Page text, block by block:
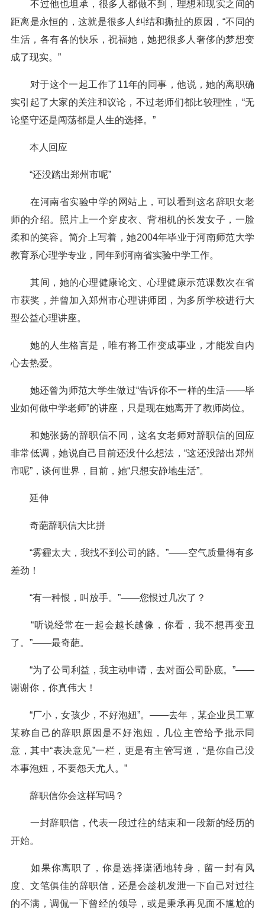
不过他也坦承，很多人都做不到，理想和现实之间的
距离是永恒的，这就是很多人纠结和撕扯的原因，“不同的
生活，各有各的快乐，祝福她，她把很多人奢侈的梦想变
成了现实。”
对于这个一起工作了11年的同事，他说，她的离职确
实引起了大家的关注和议论，不过老师们都比较理性，“无
论坚守还是闯荡都是人生的选择。”
本人回应
“还没踏出郑州市呢”
在河南省实验中学的网站上，可以看到这名辞职女老
师的介绍。照片上一个穿皮衣、背相机的长发女子，一脸
柔和的笑容。简介上写着，她2004年毕业于河南师范大学
教育系心理学专业，同年到河南省实验中学工作。
其间，她的心理健康论文、心理健康示范课数次在省
市获奖，并曾加入郑州市心理讲师团，为多所学校进行大
型公益心理讲座。
她的人生格言是，唯有将工作变成事业，才能发自内
心去热爱。
她还曾为师范大学生做过“告诉你不一样的生活——毕
业如何做中学老师”的讲座，只是现在她离开了教师岗位。
和她张扬的辞职信不同，这名女老师对辞职信的回应
非常低调，她说自己目前还没什么想法，“这还没踏出郑州
市呢”，谈何世界，目前，她“只想安静地生活”。
延伸
奇葩辞职信大比拼
“雾霾太大，我找不到公司的路。”——空气质量得有多
差劲！
“有一种恨，叫放手。”——您恨过几次了？
“听说经常在一起会越长越像，你看，我不想再变丑
了。”——最奇葩。
“为了公司利益，我主动申请，去对面公司卧底。”——
谢谢你，你真伟大！
“厂小，女孩少，不好泡妞”。——去年，某企业员工覃
某称自己的辞职原因是不好泡妞，几位主管给予批示同
意，其中“表决意见”一栏，更是有主管写道，“是你自己没
本事泡妞，不要怨天尤人。”
辞职信你会这样写吗？
一封辞职信，代表一段过往的结束和一段新的经历的
开始。
如果你离职了，你是选择潇洒地转身，留一封有风
度、文笔俱佳的辞职信，还是会趁机发泄一下自己对过往
的不满，调侃一下曾经的领导，或是秉承再见面不尴尬的